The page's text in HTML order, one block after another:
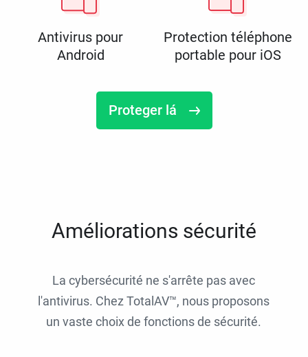
Antivirus pour
Android
Protection téléphone
portable pour iOS
Proteger lá
Améliorations sécurité
La cybersécurité ne s'arrête pas avec
l'antivirus. Chez TotalAV™, nous proposons
un vaste choix de fonctions de sécurité.